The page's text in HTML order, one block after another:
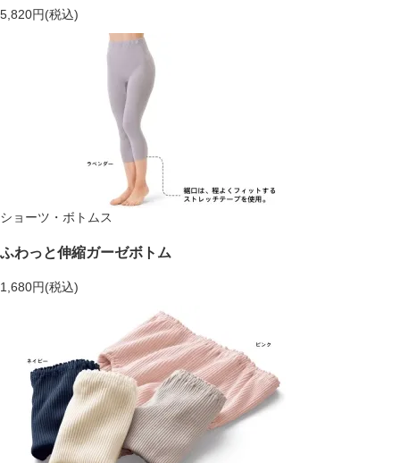
5,820円(税込)
ショーツ・ボトムス
ふわっと伸縮ガーゼボトム
1,680円(税込)